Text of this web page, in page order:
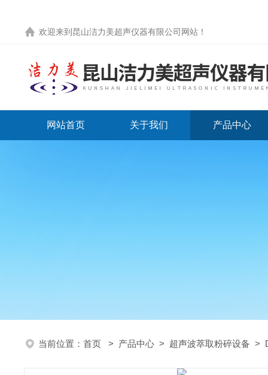
欢迎来到 昆山洁力美超声仪器有限公司网站 ！
网站首页 关于我们 产品中心
当前位置： 首页 > 产品中心 > 超声波萃取粉碎设备 >